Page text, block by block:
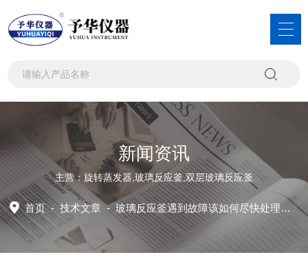
新闻资讯
主营：旋转蒸发器,玻璃反应釜,双层玻璃反应釜
首页-技术文章 -玻璃反应釜遇到故障该如何尽快处理？实用才是真的！